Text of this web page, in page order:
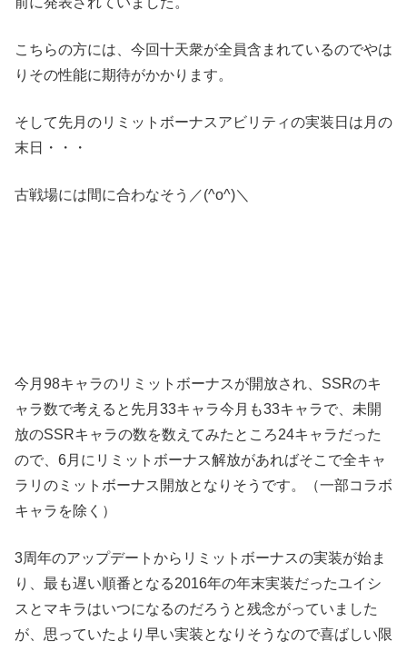
こちらの方には、今回十天衆が全員含まれているのでやは
りその性能に期待がかかります。
そして先月のリミットボーナスアビリティの実装日は月の
末日・・・
古戦場には間に合わなそう／(^o^)＼
今月98キャラのリミットボーナスが開放され、SSRのキ
ャラ数で考えると先月33キャラ今月も33キャラで、未開
放のSSRキャラの数を数えてみたところ24キャラだった
ので、6月にリミットボーナス解放があればそこで全キャ
ラリのミットボーナス開放となりそうです。（一部コラボ
キャラを除く）
3周年のアップデートからリミットボーナスの実装が始ま
り、最も遅い順番となる2016年の年末実装だったユイシ
スとマキラはいつになるのだろうと残念がっていました
が、思っていたより早い実装となりそうなので喜ばしい限